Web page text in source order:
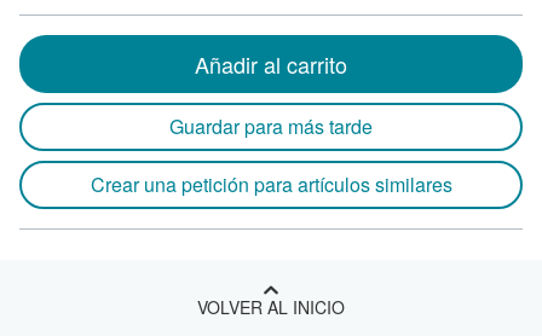
Añadir al carrito
Guardar para más tarde
Crear una petición para artículos similares
VOLVER AL INICIO